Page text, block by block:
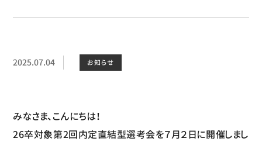
2025.07.04 お知らせ
みなさま、こんにちは！
26卒対象第2回内定直結型選考会を７月２日に開催しまし